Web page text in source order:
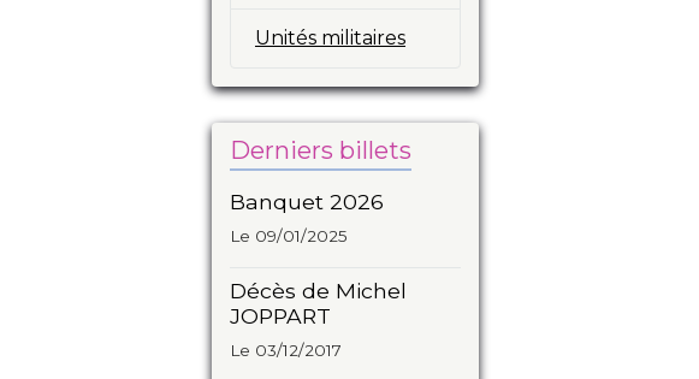
Unités militaires
Derniers billets
Banquet 2026
Le 09/01/2025
Décès de Michel
JOPPART
Le 03/12/2017